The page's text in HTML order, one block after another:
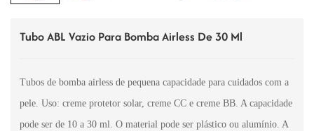
Tubo ABL Vazio Para Bomba Airless De 30 Ml
Tubos de bomba airless de pequena capacidade para cuidados com a
pele. Uso: creme protetor solar, creme CC e creme BB. A capacidade
pode ser de 10 a 30 ml. O material pode ser plástico ou alumínio. A